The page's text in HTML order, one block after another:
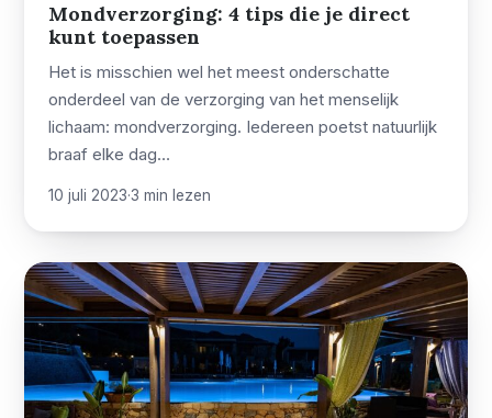
Mondverzorging: 4 tips die je direct
kunt toepassen
Het is misschien wel het meest onderschatte
onderdeel van de verzorging van het menselijk
lichaam: mondverzorging. Iedereen poetst natuurlijk
braaf elke dag…
10 juli 2023·3 min lezen